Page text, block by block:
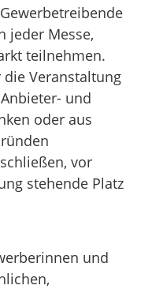
jeder Messe,
teilnehmen.
Veranstaltung
und
oder aus
vor
stehende Platz
und